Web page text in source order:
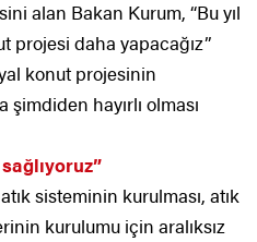
alan Bakan Kurum, “Bu yıl
projesi daha yapacağız”
konut projesinin
şimdiden hayırlı olması
sisteminin kurulması, atık
kurulumu için aralıksız